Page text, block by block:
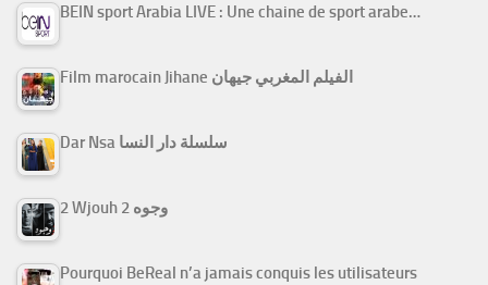
BEIN sport Arabia LIVE : Une chaine de sport arabe…
Film marocain Jihane الفيلم المغربي جيهان
Dar Nsa سلسلة دار النسا
2 Wjouh 2 وجوه
Pourquoi BeReal n’a jamais conquis les utilisateurs